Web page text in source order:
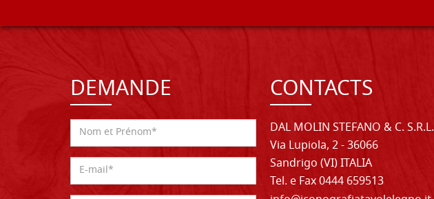
DEMANDE CONTACTS
DAL MOLIN STEFANO & C. S.R.L.
Via Lupiola, 2 - 36066
Sandrigo (VI) ITALIA
Tel. e Fax 0444 659513